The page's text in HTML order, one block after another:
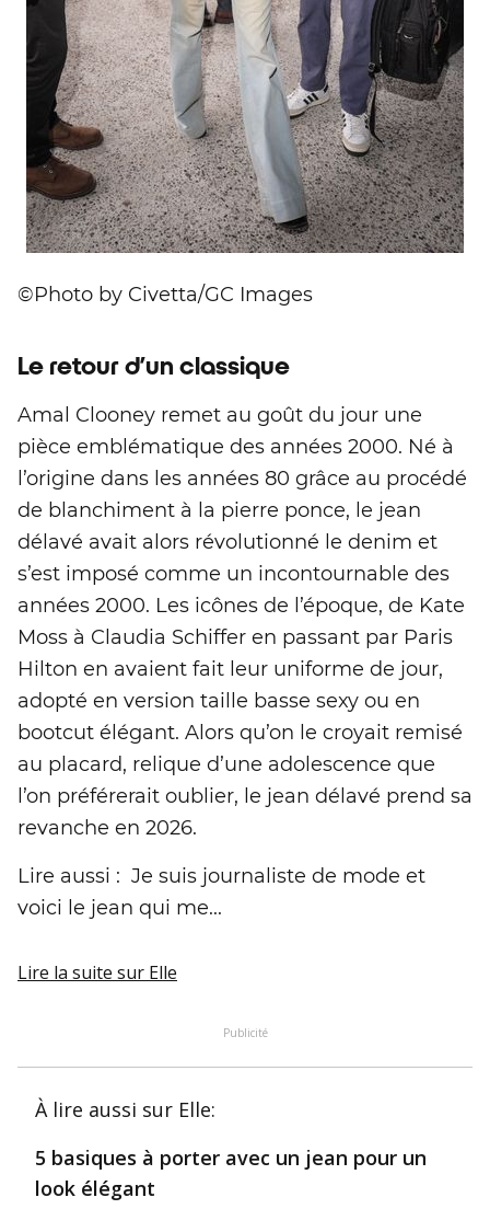
©Photo by Civetta/GC Images
Le retour d’un classique
Amal Clooney remet au goût du jour une
pièce emblématique des années 2000. Né à
l’origine dans les années 80 grâce au procédé
de blanchiment à la pierre ponce, le jean
délavé avait alors révolutionné le denim et
s’est imposé comme un incontournable des
années 2000. Les icônes de l’époque, de Kate
Moss à Claudia Schiffer en passant par Paris
Hilton en avaient fait leur uniforme de jour,
adopté en version taille basse sexy ou en
bootcut élégant. Alors qu’on le croyait remisé
au placard, relique d’une adolescence que
l’on préférerait oublier, le jean délavé prend sa
revanche en 2026.
Lire aussi : Je suis journaliste de mode et
voici le jean qui me...
Lire la suite sur Elle
Publicité
À lire aussi sur Elle:
5 basiques à porter avec un jean pour un
look élégant